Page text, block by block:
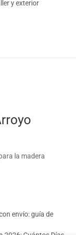
y exterior
la madera
envío: guía de